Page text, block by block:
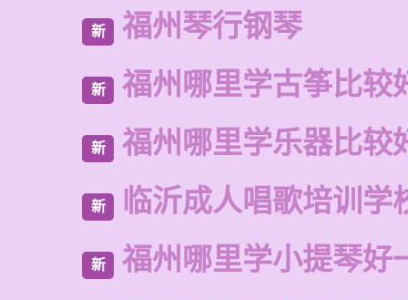
新 福州琴行钢琴
新 福州哪里学古筝比较
新 福州哪里学乐器比较
新 临沂成人唱歌培训学
新 福州哪里学小提琴好